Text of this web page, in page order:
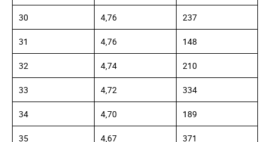
30 4,76 237
31 4,76 148
32 4,74 210
33 4,72 334
34 4,70 189
35 4,67 371